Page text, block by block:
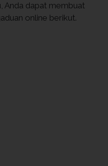
Anda dapat membuat
online berikut.